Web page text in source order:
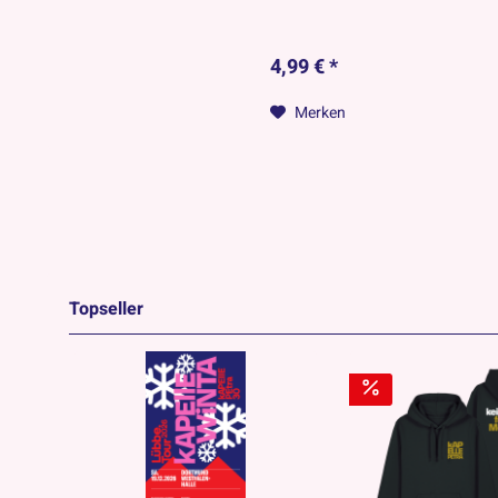
4,99 € *
Merken
Topseller